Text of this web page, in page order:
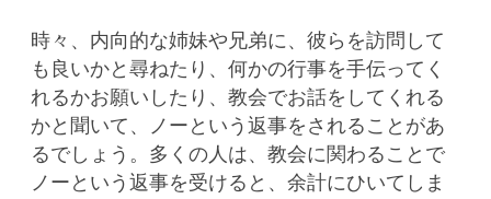
時々、内向的な姉妹や兄弟に、彼らを訪問して
も良いかと尋ねたり、何かの行事を手伝ってく
れるかお願いしたり、教会でお話をしてくれる
かと聞いて、ノーという返事をされることがあ
るでしょう。多くの人は、教会に関わることで
ノーという返事を受けると、余計にひいてしま